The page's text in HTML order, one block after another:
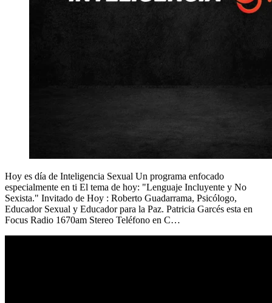
Hoy es día de Inteligencia Sexual Un programa enfocado
especialmente en ti El tema de hoy: "Lenguaje Incluyente y No
Sexista." Invitado de Hoy : Roberto Guadarrama, Psicólogo,
Educador Sexual y Educador para la Paz. Patricia Garcés esta en
Focus Radio 1670am Stereo Teléfono en C…